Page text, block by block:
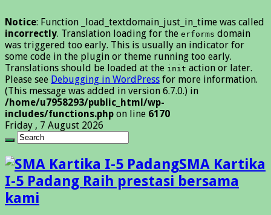
Notice: Function _load_textdomain_just_in_time was called
incorrectly. Translation loading for the erforms domain
was triggered too early. This is usually an indicator for
some code in the plugin or theme running too early.
Translations should be loaded at the init action or later.
Please see Debugging in WordPress for more information.
(This message was added in version 6.7.0.) in
/home/u7958293/public_html/wp-
includes/functions.php on line 6170
Friday , 7 August 2026
SMA Kartika
I-5 Padang Raih prestasi bersama
kami